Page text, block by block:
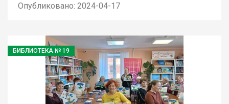
Опубликовано: 2024-04-17
БИБЛИОТЕКА № 19